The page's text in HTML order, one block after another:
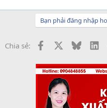
Bạn phải đăng nhập
Chia sẻ: Facebook Bluesky